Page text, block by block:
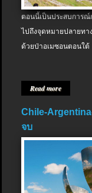
ตอนนี้เป็นประสบการ
ไปถึงจุดหมายปลายท
ด้วยป่าอเมซอนตอนใต้
Read more
Chile-
จบ